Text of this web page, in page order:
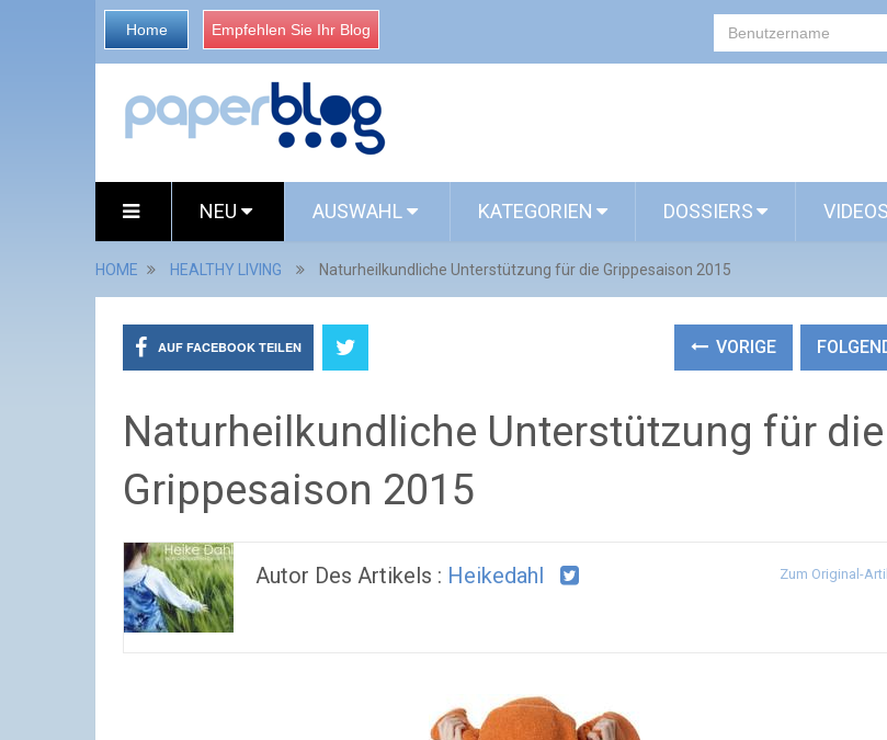
Home Empfehlen Sie Ihr Blog
NEU AUSWAHL KATEGORIEN DOSSIERS VIDEOS
HOME HEALTHY LIVING Naturheilkundliche Unterstützung für die Grippesaison 2015
AUF FACEBOOK TEILEN VORIGE
Naturheilkundliche Unterstützung für die
Grippesaison 2015
Autor Des Artikels : Heikedahl Zum Original-